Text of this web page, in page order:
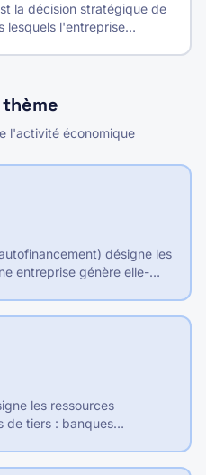
la décision stratégique de
lesquels l'entreprise
l'activité économique
désigne les
entreprise génère elle-
les ressources
de tiers : banques